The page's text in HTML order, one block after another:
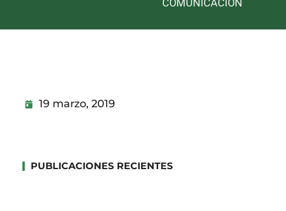
COMUNICACIÓN
19 marzo, 2019
PUBLICACIONES RECIENTES